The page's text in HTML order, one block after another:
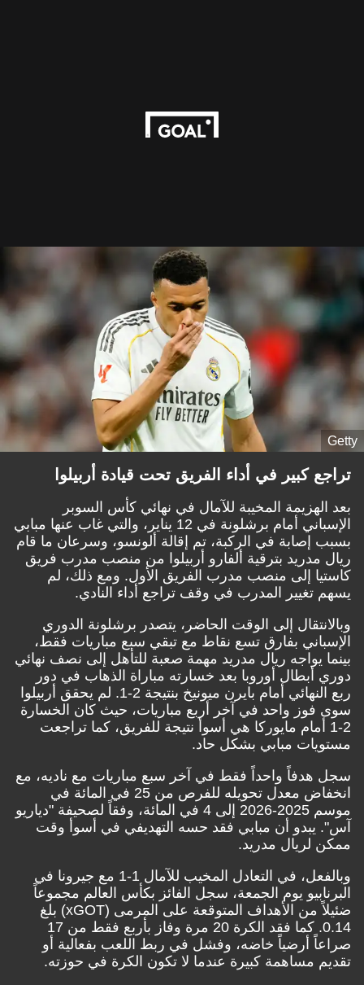
Getty
تراجع كبير في أداء الفريق تحت قيادة أربيلوا
بعد الهزيمة المخيبة للآمال في نهائي كأس السوبر
الإسباني أمام برشلونة في 12 يناير، والتي غاب عنها مبابي
بسبب إصابة في الركبة، تم إقالة ألونسو، وسرعان ما قام
ريال مدريد بترقية ألفارو أربيلوا من منصب مدرب فريق
كاستيا إلى منصب مدرب الفريق الأول. ومع ذلك، لم
يسهم تغيير المدرب في وقف تراجع أداء النادي.
وبالانتقال إلى الوقت الحاضر، يتصدر برشلونة الدوري
الإسباني بفارق تسع نقاط مع تبقي سبع مباريات فقط،
بينما يواجه ريال مدريد مهمة صعبة للتأهل إلى نصف نهائي
دوري أبطال أوروبا بعد خسارته مباراة الذهاب في دور
ربع النهائي أمام بايرن ميونيخ بنتيجة 2-1. لم يحقق أربيلوا
سوى فوز واحد في آخر أربع مباريات، حيث كان الخسارة
2-1 أمام مايوركا هي أسوأ نتيجة للفريق، كما تراجعت
مستويات مبابي بشكل حاد.
سجل هدفاً واحداً فقط في آخر سبع مباريات مع ناديه، مع
انخفاض معدل تحويله للفرص من 25 في المائة في
موسم 2025-2026 إلى 4 في المائة، وفقاً
لصحيفة "دياريو
آس". يبدو أن مبابي فقد حسه التهديفي في أسوأ وقت
ممكن لريال مدريد.
وبالفعل، في التعادل المخيب للآمال 1-1 مع جيرونا في
البرنابيو يوم الجمعة، سجل الفائز بكأس العالم مجموعاً
ضئيلاً من الأهداف المتوقعة على المرمى (xGOT) بلغ
0.14. كما فقد الكرة 20 مرة وفاز بأربع فقط من 17
صراعاً أرضياً خاضه، وفشل في ربط اللعب بفعالية أو
تقديم مساهمة كبيرة عندما لا تكون الكرة في حوزته.